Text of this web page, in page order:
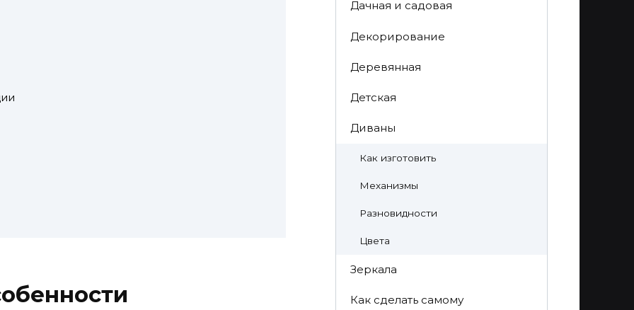
Дачная и садовая
Декорирование
Деревянная
Детская
Диваны
Как изготовить
Механизмы
Разновидности
Цвета
Зеркала
Как сделать самому